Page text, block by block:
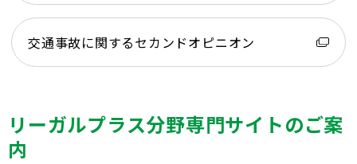
交通事故に関するセカンドオピニオン
リーガルプラス分野専門サイトのご案
内